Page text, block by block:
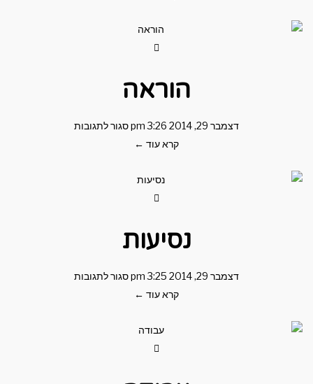
הוראה
דצמבר 29, 2014 3:26 pm
סגור לתגובות
קרא עוד ←
נסיעות
דצמבר 29, 2014 3:25 pm
סגור לתגובות
קרא עוד ←